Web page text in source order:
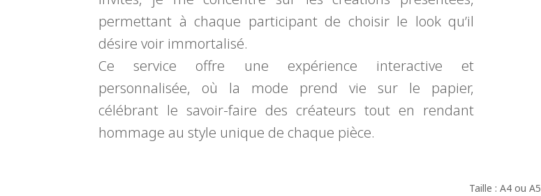
permettant à chaque participant de choisir le look qu’il
désire voir immortalisé.
Ce service offre une expérience interactive et
personnalisée, où la mode prend vie sur le papier,
célébrant le savoir-faire des créateurs tout en rendant
hommage au style unique de chaque pièce.
Taille : A4 ou A5